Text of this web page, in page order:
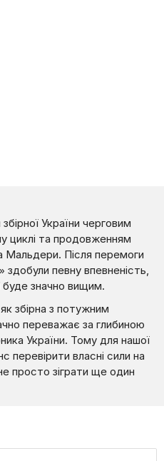
України черговим
циклі та продовженням
Мальдери. Після перемоги
певну впевненість,
буде значно вищим.
збірна з потужним
переважає за глибиною
України. Тому для нашої
власні сили на
просто зіграти ще один